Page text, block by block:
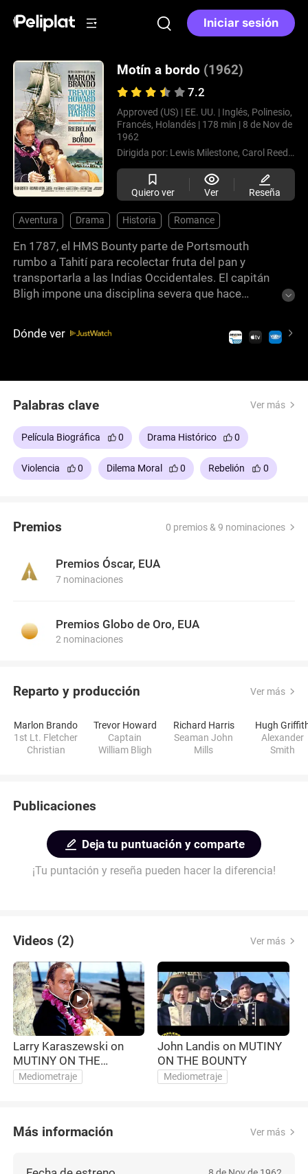
Iniciar sesión
Motín a bordo (1962)
7.2
Approved (US) | EE. UU. | Inglés, Polinesio,
Francés, Holandés | 178 min | 8 de Nov de
1962
Dirigida por: Lewis Milestone, Carol Reed,
Quiero ver Ver Reseña
Aventura Drama Historia Romance
En 1787, el HMS Bounty parte de Portsmouth
rumbo a Tahití para recolectar fruta del pan y
transportarla a las Indias Occidentales. El capitán
Bligh impone una disciplina severa que hace
el primer oficial Fletcher Christian contra Bligh.
Dónde ver
Palabras clave Ver más
Película Biográfica 0 Drama Histórico 0
Violencia 0 Dilema Moral 0 Rebelión 0
Premios 0 premios & 9 nominaciones
Premios Óscar, EUA
7 nominaciones
Premios Globo de Oro, EUA
2 nominaciones
Reparto y producción Ver más
Marlon Brando
1st Lt. Fletcher
Christian
Trevor Howard
Captain
William Bligh
Richard Harris
Seaman John
Mills
Hugh
Alexander
Smith
Publicaciones
Deja tu puntuación y comparte
¡Tu puntación y reseña pueden hacer la diferencia!
Videos (2) Ver más
Larry Karaszewski on
MUTINY ON THE
BOUNTY (1962)
Mediometraje
John Landis on MUTINY
ON THE BOUNTY
Mediometraje
Más información Ver más